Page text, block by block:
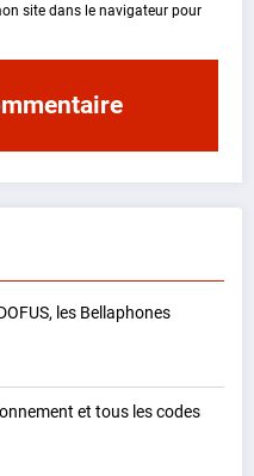
site dans le navigateur pour
les Bellaphones
et tous les codes